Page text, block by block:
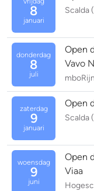
8
januari
Scalda
donderdag
8
juli
Open
Vavo
zaterdag
9
januari
Open
Scalda
woensdag
9
juni
Open
Viaa